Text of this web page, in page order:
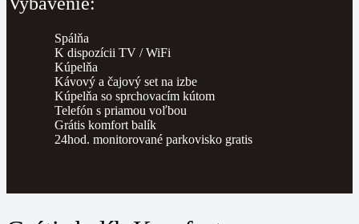
Spálňa
K dispozícii TV / WiFi
Kúpelňa
Kávový a čajový set na izbe
Kúpelňa so sprchovacím kútom
Telefón s priamou voľbou
Grátis komfort balík
24hod. monitorované parkovisko gratis